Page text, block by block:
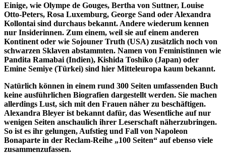
Einige, wie Olympe de Gouges, Bertha von Suttner, Louise
Otto-Peters, Rosa Luxemburg, George Sand oder Alexandra
Kollontai sind durchaus bekannt. Andere wiederum kennen
nur Insiderinnen. Zum einem, weil sie auf einem anderen
Kontinent oder wie Sojouner Truth (USA) zusätzlich noch von
schwarzen Sklaven abstammten. Namen von Feministinnen wie
Pandita Ramabai (Indien), Kishida Toshiko (Japan) oder
Emine Semiye (Türkei) sind hier Mitteleuropa kaum bekannt.
Natürlich können in einem rund 300 Seiten umfassenden Buch
keine ausführlichen Biografien dargestellt werden. Sie machen
allerdings Lust, sich mit den Frauen näher zu beschäftigen.
Alexandra Bleyer ist bekannt dafür, das Wesentliche auf nur
wenigen Seiten anschaulich ihrer Leserschaft näherzubringen.
So ist es ihr gelungen, Aufstieg und Fall von Napoleon
Bonaparte in der Reclam-Reihe „100 Seiten“ auf ebenso viele
zusammenzufassen.